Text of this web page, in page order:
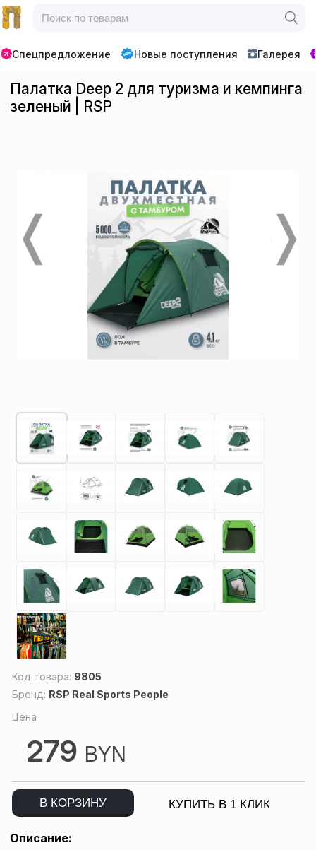
Спецпредложение Новые поступления Галерея
Палатка Deep 2 для туризма и кемпинга
зеленый | RSP
Код товара: 9805
Бренд: RSP Real Sports People
Цена
279 BYN
В КОРЗИНУ КУПИТЬ В 1 КЛИК
Описание: